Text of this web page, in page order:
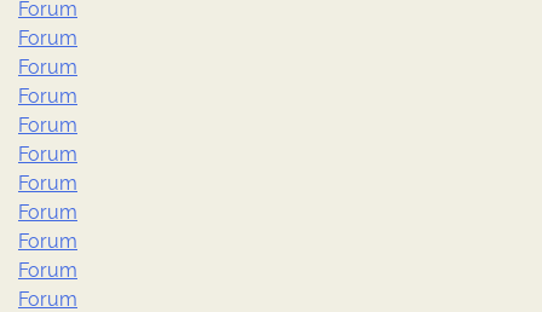
Forum
Forum
Forum
Forum
Forum
Forum
Forum
Forum
Forum
Forum
Forum